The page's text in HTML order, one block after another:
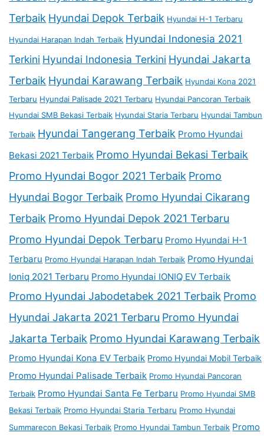
Terbaik Hyundai Depok Terbaik Hyundai H-1 Terbaru
Hyundai Harapan Indah Terbaik Hyundai Indonesia 2021
Terkini Hyundai Indonesia Terkini Hyundai Jakarta
Terbaik Hyundai Karawang Terbaik Hyundai Kona 2021
Terbaru Hyundai Palisade 2021 Terbaru Hyundai Pancoran Terbaik
Hyundai SMB Bekasi Terbaik Hyundai Staria Terbaru Hyundai Tambun
Terbaik Hyundai Tangerang Terbaik Promo Hyundai
Bekasi 2021 Terbaik Promo Hyundai Bekasi Terbaik
Promo Hyundai Bogor 2021 Terbaik Promo
Hyundai Bogor Terbaik Promo Hyundai Cikarang
Terbaik Promo Hyundai Depok 2021 Terbaru
Promo Hyundai Depok Terbaru Promo Hyundai H-1
Terbaru Promo Hyundai Harapan Indah Terbaik Promo Hyundai
Ioniq 2021 Terbaru Promo Hyundai IONIQ EV Terbaik
Promo Hyundai Jabodetabek 2021 Terbaik Promo
Hyundai Jakarta 2021 Terbaru Promo Hyundai
Jakarta Terbaik Promo Hyundai Karawang Terbaik
Promo Hyundai Kona EV Terbaik Promo Hyundai Mobil Terbaik
Promo Hyundai Palisade Terbaik Promo Hyundai Pancoran
Terbaik Promo Hyundai Santa Fe Terbaru Promo Hyundai SMB
Bekasi Terbaik Promo Hyundai Staria Terbaru Promo Hyundai
Summarecon Bekasi Terbaik Promo Hyundai Tambun Terbaik Promo